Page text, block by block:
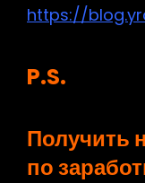
https://
P.S.
Получить
по